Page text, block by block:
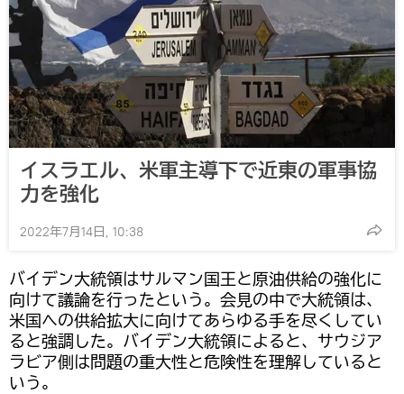
イスラエル、米軍主導下で近東の軍事協
力を強化
2022年7月14日, 10:38
バイデン大統領はサルマン国王と原油供給の強化に
向けて議論を行ったという。会見の中で大統領は、
米国への供給拡大に向けてあらゆる手を尽くしてい
ると強調した。バイデン大統領によると、サウジア
ラビア側は問題の重大性と危険性を理解していると
いう。